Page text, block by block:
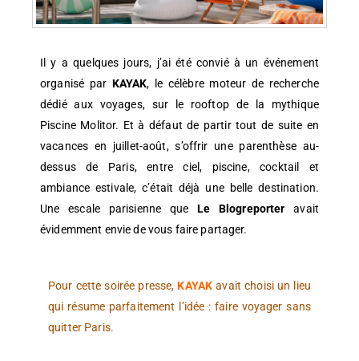
Il y a quelques jours, j’ai été convié à un événement
organisé par KAYAK, le célèbre moteur de recherche
dédié aux voyages, sur le rooftop de la mythique
Piscine Molitor. Et à défaut de partir tout de suite en
vacances en juillet-août, s’offrir une parenthèse au-
dessus de Paris, entre ciel, piscine, cocktail et
ambiance estivale, c’était déjà une belle destination.
Une escale parisienne que Le Blogreporter avait
évidemment envie de vous faire partager.
Pour cette soirée presse,KAYAK avait choisi un lieu
qui résume parfaitement l’idée : faire voyager sans
quitter Paris.